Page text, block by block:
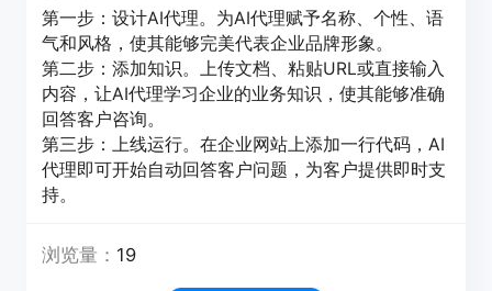
第一步：设计AI代理。为AI代理赋予名称、个性、语
气和风格，使其能够完美代表企业品牌形象。
第二步：添加知识。上传文档、粘贴URL或直接输入
内容，让AI代理学习企业的业务知识，使其能够准确
回答客户咨询。
第三步：上线运行。在企业网站上添加一行代码，AI
代理即可开始自动回答客户问题，为客户提供即时支
持。
浏览量： 19